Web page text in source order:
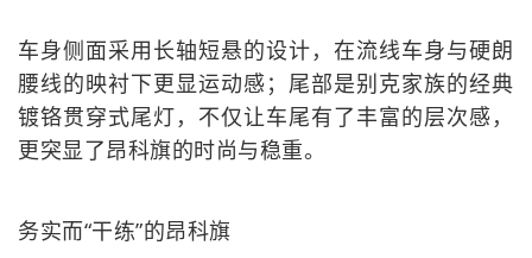
车身侧面采用长轴短悬的设计，在流线车身与硬朗
腰线的映衬下更显运动感；尾部是别克家族的经典
镀铬贯穿式尾灯，不仅让车尾有了丰富的层次感，
更突显了昂科旗的时尚与稳重。
务实而“干练”的昂科旗